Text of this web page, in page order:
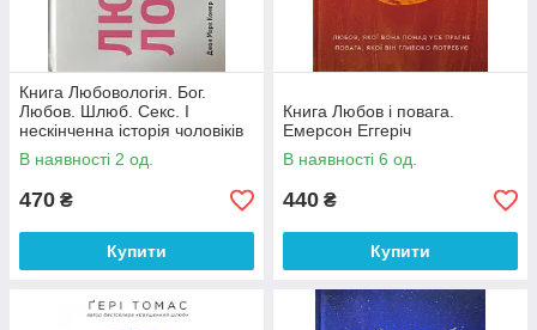
Книга Любовологія. Бог.
Любов. Шлюб. Секс. І
нескінченна історія чоловіків
та жінок. Джон Марк Комер
В наявності 2 од.
470 ₴
Купити
Книга Любов і повага.
Емерсон Еггеріч
В наявності 6 од.
440 ₴
Купити